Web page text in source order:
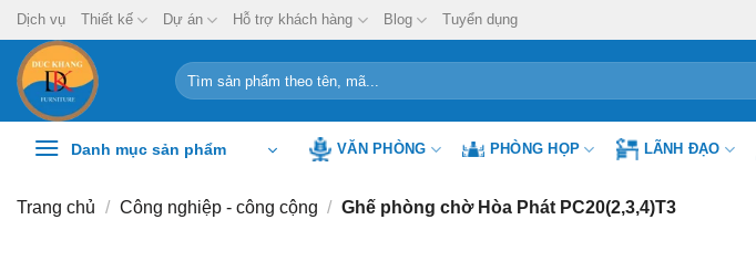
Chuyển
đến
nội
dung
Dịch vụ Thiết kế Dự án Hỗ trợ khách hàng Blog Tuyển dụng
Tìm
kiếm:
Danh mục sản phẩm VĂN PHÒNG PHÒNG HỌP LÃNH ĐẠO
Trang chủ / Công nghiệp - công cộng / Ghế phòng chờ Hòa Phát PC20(2,3,4)T3